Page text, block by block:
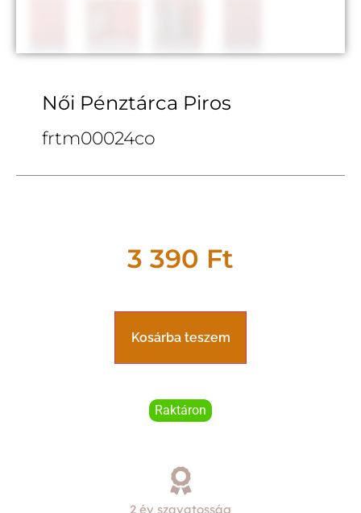
Női Pénztárca Piros
frtm00024co
3 390 Ft
Kosárba teszem
Raktáron
2 év szavatosság